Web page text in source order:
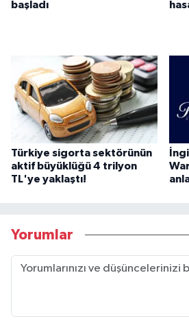
başladı
Türkiye sigorta sektörünün
aktif büyüklüğü 4 trilyon
TL'ye yaklaştı!
Yorumlar